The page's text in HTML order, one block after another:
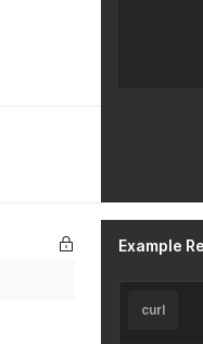
Example
curl